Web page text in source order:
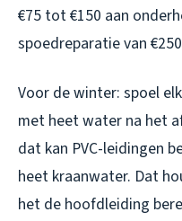
€75 tot €150 aan
spoedreparatie van
Voor de winter: spoel
met heet water na het
dat kan PVC-leidingen
heet kraanwater. Dat
het de hoofdleiding